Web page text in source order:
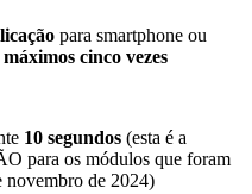
para smartphone ou
cinco vezes
10 segundos(esta é a
para os módulos que foram
novembro de 2024)